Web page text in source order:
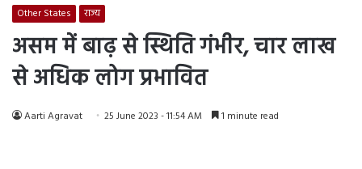
Other States राज्य
असम में बाढ़ से स्थिति गंभीर, चार लाख
से अधिक लोग प्रभावित
Aarti Agravat 25 June 2023 - 11:54 AM 1 minute read